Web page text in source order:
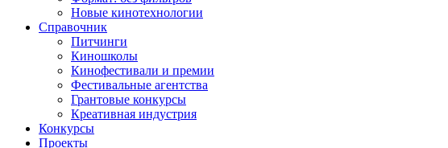
Новые кинотехнологии
Справочник
Питчинги
Киношколы
Кинофестивали и премии
Фестивальные агентства
Грантовые конкурсы
Креативная индустрия
Конкурсы
Проекты